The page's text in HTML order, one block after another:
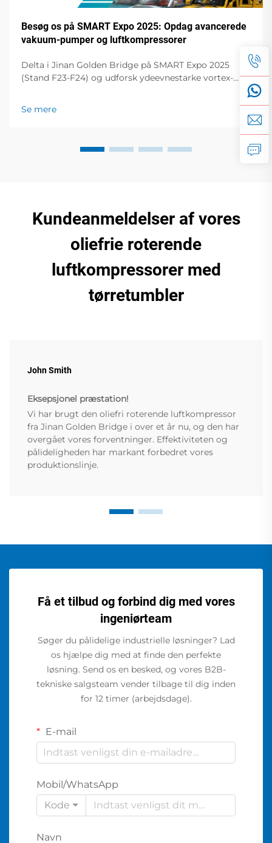
Besøg os på SMART Expo 2025: Opdag avancerede
vakuum-pumper og luftkompressorer
Delta i Jinan Golden Bridge på SMART Expo 2025
(Stand F23-F24) og udforsk ydeevnestarke vortex-
niveau!
Se mere
Kundeanmeldelser af vores
oliefrie roterende
luftkompressorer med
tørretumbler
John Smith
Eksepsjonel præstation!
Vi har brugt den oliefri roterende luftkompressor
fra Jinan Golden Bridge i over et år nu, og den har
overgået vores forventninger. Effektiviteten og
pålideligheden har markant forbedret vores
produktionslinje.
Få et tilbud og forbind dig med vores
ingeniørteam
Søger du pålidelige industrielle løsninger? Lad
os hjælpe dig med at finde den perfekte
løsning. Send os en besked, og vores B2B-
tekniske salgsteam vender tilbage til dig inden
for 12 timer (arbejdsdage).
E-mail
Mobil/WhatsApp
Kode
Navn